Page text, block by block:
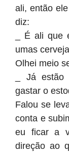
ali, então
diz:
_ É ali que
umas
Olhei meio
_ Já
gastar o
Falou se
conta e
eu ficar a
direção ao